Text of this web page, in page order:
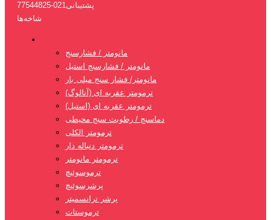
پشتیبانی021-77544825
شاخه‌ها
مانومتر / فشارسنج
مانومتر / فشارسنج استیل
مانومتر/ فشار سنج میلی بار
ترمومتر عقربه ای (آنالوگ)
ترمومتر عقربه ای (استیل)
دماسنج / رطوبت سنج محیطی
ترمومتر الکلی
ترمومتر دنباله دار
ترمومتر مانومتر
ترموسوئیچ
پرشرسوئیچ
پرشر ترانسمیتر
ترموستات